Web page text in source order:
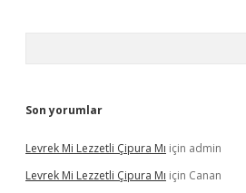
Son yorumlar
Levrek Mi Lezzetli Çipura Mı için admin
Levrek Mi Lezzetli Çipura Mı için Canan